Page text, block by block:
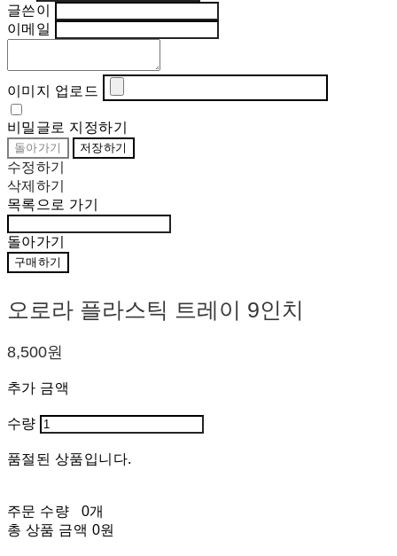
글쓴이
이메일
이미지 업로드
비밀글로 지정하기
돌아가기 저장하기
수정하기
삭제하기
목록으로 가기
돌아가기
구매하기
오로라 플라스틱 트레이 9인치
8,500원
추가 금액
수량
품절된 상품입니다.
주문 수량
0개
총 상품 금액 0원